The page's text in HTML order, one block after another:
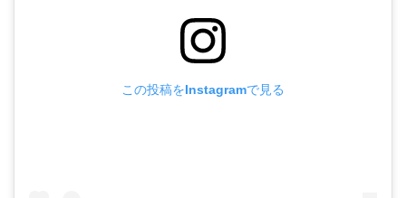
この投稿をInstagramで見る